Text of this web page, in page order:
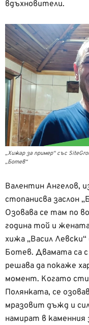
вдъхновители.
„Хижар за пример“ със
„Ботев“
Валентин Ангелов,
стопанисва заслон
Озовава се там по
година той и
хижа „Васил
Ботев. Двамата са
решава да покаже
момент. Когато
Полянката, се
мразовит дъжд и
намират в каменния